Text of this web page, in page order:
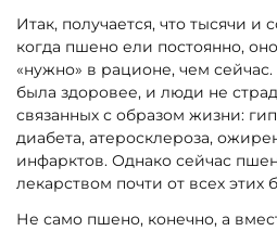
Итак, получается, что тысячи и
когда пшено ели постоянно,
«нужно» в рационе, чем сейчас.
была здоровее, и люди не
связанных с образом жизни:
диабета, атеросклероза,
инфарктов. Однако сейчас
лекарством почти от всех этих
Не само пшено, конечно, а